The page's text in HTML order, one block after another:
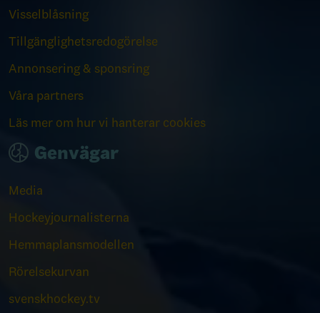
Visselblåsning
Tillgänglighetsredogörelse
Annonsering & sponsring
Våra partners
Läs mer om hur vi hanterar cookies
Genvägar
Media
Hockeyjournalisterna
Hemmaplansmodellen
Rörelsekurvan
svenskhockey.tv